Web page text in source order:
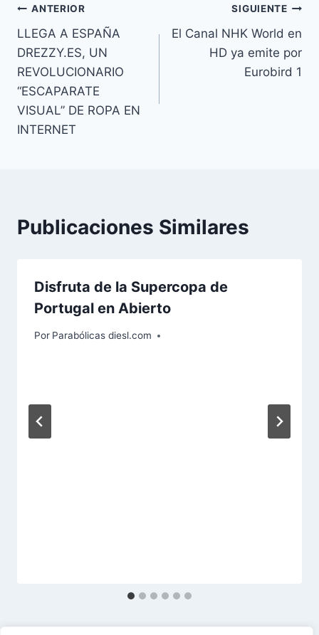
Navegación
de
entradas
ANTERIOR
LLEGA A ESPAÑA
DREZZY.ES, UN
REVOLUCIONARIO
“ESCAPARATE
VISUAL” DE ROPA EN
INTERNET
SIGUIENTE
El Canal NHK World en
HD ya emite por
Eurobird 1
Publicaciones Similares
Disfruta de la Supercopa de
Portugal en Abierto
Por Parabólicas diesl.com